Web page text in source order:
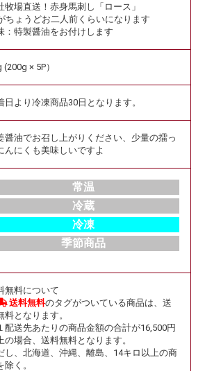
牧場直送！赤身馬刺し「ロース」
ちょうどお二人前くらいになります
：特製醤油をお付けします
(200g × 5P）
日より冷凍商品30日となります。
醤油でお召し上がりください、少量の擂っ
んにくも美味しいですよ
常温
冷蔵
冷凍
季節商品
無料について
送料無料のタグがついている商品は、送
料となります。
配送先あたりの商品金額の合計が16,500円
の場合、送料無料となります。
し、北海道、沖縄、離島、14キロ以上の商
除く。